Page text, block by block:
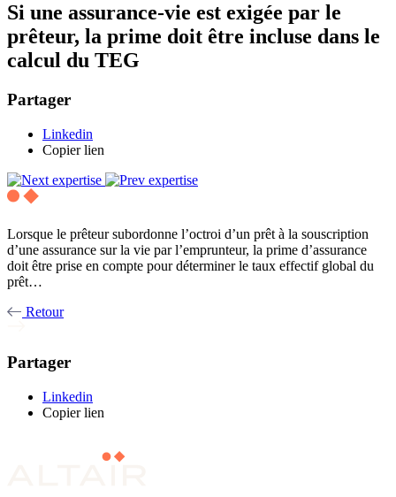
Si une assurance-vie est exigée par le
prêteur, la prime doit être incluse dans le
calcul du TEG
Partager
Linkedin
Copier lien
Lorsque le prêteur subordonne l’octroi d’un prêt à la souscription
d’une assurance sur la vie par l’emprunteur, la prime d’assurance
doit être prise en compte pour déterminer le taux effectif global du
prêt…
Retour
Partager
Linkedin
Copier lien